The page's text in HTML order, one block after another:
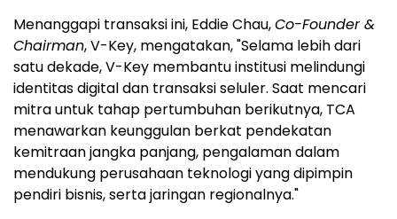
Menanggapi transaksi ini, Eddie Chau,Co-Founder &
Chairman, V-Key, mengatakan, "Selama lebih dari
satu dekade, V-Key membantu institusi melindungi
identitas digital dan transaksi seluler. Saat mencari
mitra untuk tahap pertumbuhan berikutnya, TCA
menawarkan keunggulan berkat pendekatan
kemitraan jangka panjang, pengalaman dalam
mendukung perusahaan teknologi yang dipimpin
pendiri bisnis, serta jaringan regionalnya."